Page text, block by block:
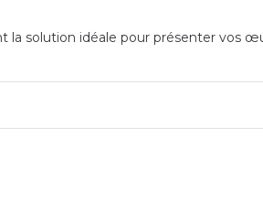
la solution idéale pour présenter vos